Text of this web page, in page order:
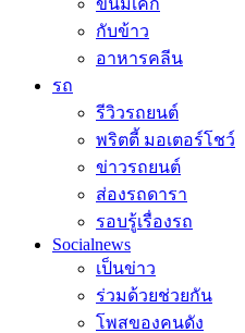
ขนมเค้ก
กับข้าว
อาหารคลีน
รถ
รีวิวรถยนต์
พริตตี้ มอเตอร์โชว์
ข่าวรถยนต์
ส่องรถดารา
รอบรู้เรื่องรถ
Socialnews
เป็นข่าว
ร่วมด้วยช่วยกัน
โพสของคนดัง